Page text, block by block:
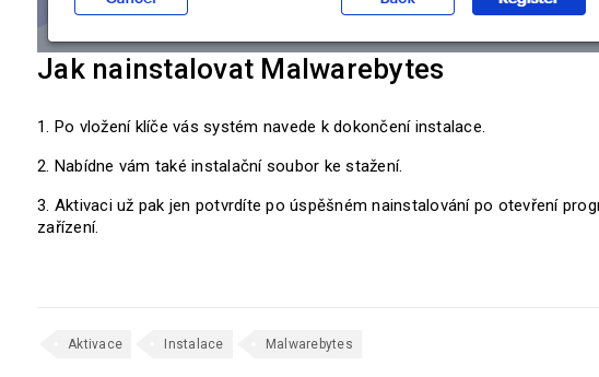
Jak nainstalovat Malwarebytes
Po vložení klíče vás systém navede k dokončení instalace.
Nabídne vám také instalační soubor ke stažení.
Aktivaci už pak jen potvrdíte po úspěšném nainstalování po otevření
zařízení.
Aktivace Instalace Malwarebytes